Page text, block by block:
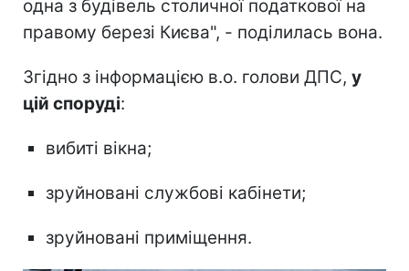
одна з будівель столичної податкової на
правому березі Києва", - поділилась вона.
Згідно з інформацією в.о. голови ДПС, у
цій споруді:
вибиті вікна;
зруйновані службові кабінети;
зруйновані приміщення.